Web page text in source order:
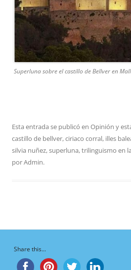
Superluna sobre el castillo de Bellver en
Esta entrada se publicó en Opinión y
castillo de bellver,ciriaco corral, illes
silvia nuñez,superluna,trilinguismo en
porAdmin.
Share this...